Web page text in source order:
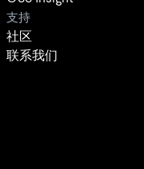
支持
社区
联系我们